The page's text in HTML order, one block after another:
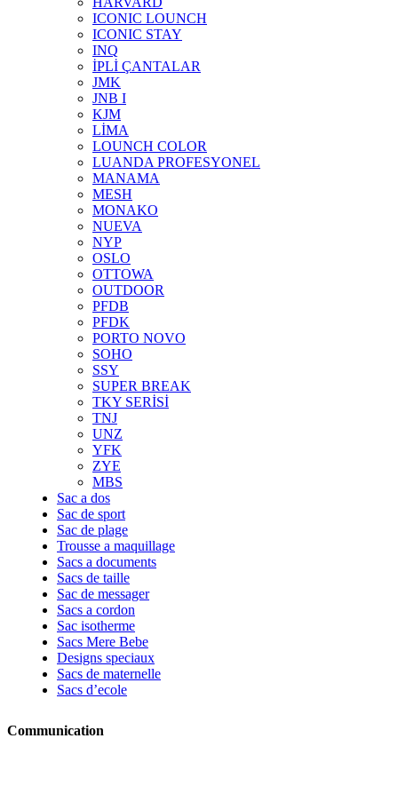
ICONIC LOUNCH
ICONIC STAY
INQ
İPLİ ÇANTALAR
JMK
JNB I
KJM
LİMA
LOUNCH COLOR
LUANDA PROFESYONEL
MANAMA
MESH
MONAKO
NUEVA
NYP
OSLO
OTTOWA
OUTDOOR
PFDB
PFDK
PORTO NOVO
SOHO
SSY
SUPER BREAK
TKY SERİSİ
TNJ
UNZ
YFK
ZYE
MBS
Sac a dos
Sac de sport
Sac de plage
Trousse a maquillage
Sacs a documents
Sacs de taille
Sac de messager
Sacs a cordon
Sac isotherme
Sacs Mere Bebe
Designs speciaux
Sacs de maternelle
Sacs d’ecole
Communication